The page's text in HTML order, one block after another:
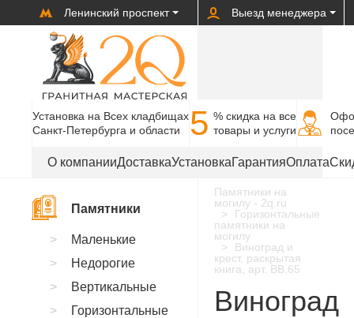
Ленинский проспект Выезд менеджера
Установка на Всех кладбищах
Санкт-Петербурга и области
5 % cкидка на все
товары и услуги
О компанииДоставкаУстановкаГарантияОплата
Памятники на
могилу - 2q.ru
Горизонтальные
памятники на
могилу
Виноград и
крест, раскрытая
книга, арт. BB.65
Виноград
Памятники
Маленькие
Недорогие
Вертикальные
Горизонтальные